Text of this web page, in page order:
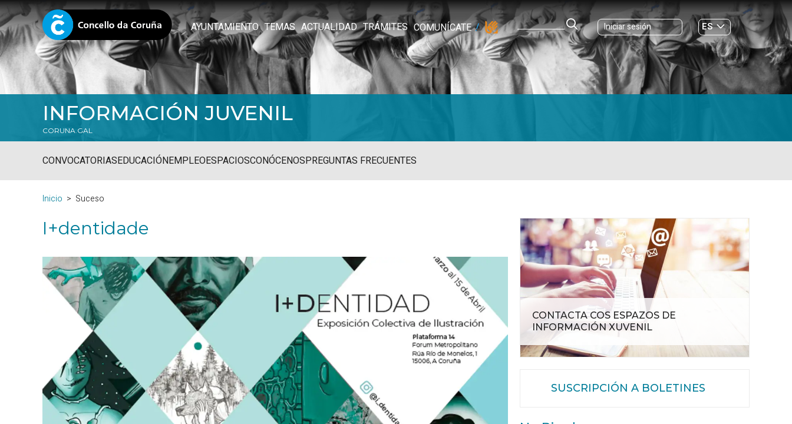
AYUNTAMIENTO TEMAS ACTUALIDAD TRÁMITES COMUNÍCATE Iniciar sesión
ES
GL
INFORMACIÓN JUVENIL
CORUNA.GAL
CONVOCATORIASEDUCACIÓNEMPLEOESPACIOSCONÓCENOSPREGUNTAS FRECUENTES
Inicio Suceso
I+dentidade
CONTACTA COS ESPAZOS DE
INFORMACIÓN XUVENIL
SUSCRIPCIÓN A BOLETINES